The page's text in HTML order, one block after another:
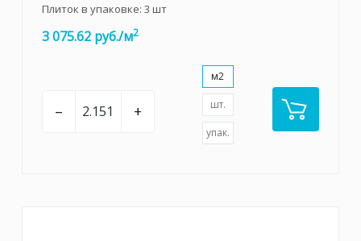
Плиток в упаковке: 3 шт
3 075.62 руб./м2
– +
м2
шт.
упак.